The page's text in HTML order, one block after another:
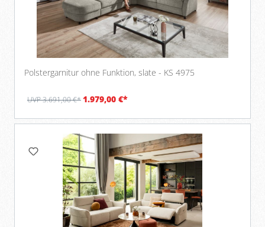
Polstergarnitur ohne Funktion, slate - KS 4975
UVP 3.691,00 €*1.979,00 €*